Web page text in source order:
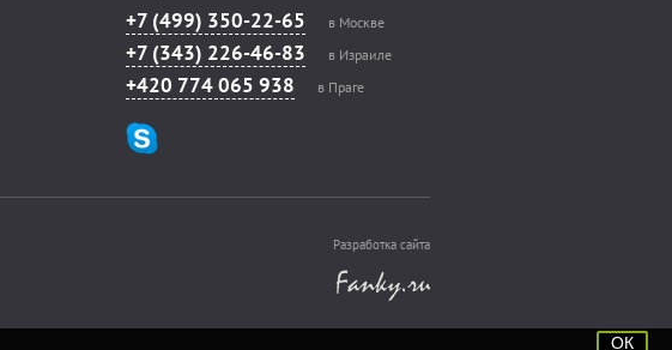
+7 (499) 350-22-65 в Москве
+7 (343) 226-46-83 в Израиле
+420 774 065 938 в Праге
Разработка сайта
ОК